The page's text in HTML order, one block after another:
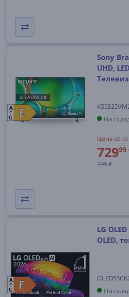
E
E
A
G
Sony
UHD,
На
Цена со
72999
799 €
F
F
A
G
LG
OLED,
На